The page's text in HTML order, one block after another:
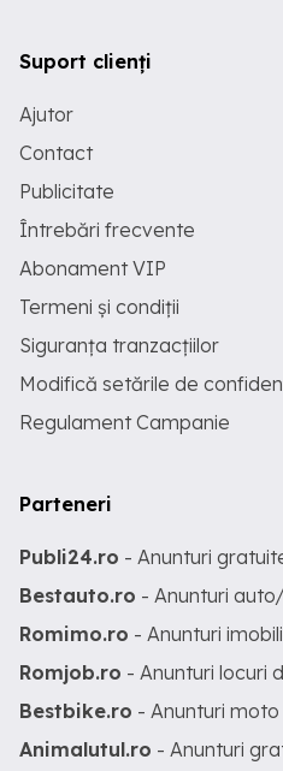
Suport clienți
Ajutor
Contact
Publicitate
Întrebări frecvente
Abonament VIP
Termeni și condiții
Siguranța tranzacțiilor
Modifică setările de
Regulament Campanie
Parteneri
Publi24.ro - Anunturi
Bestauto.ro - Anunturi
Romimo.ro - Anunturi
Romjob.ro - Anunturi locuri
Bestbike.ro - Anunturi moto
Animalutul.ro - Anunturi